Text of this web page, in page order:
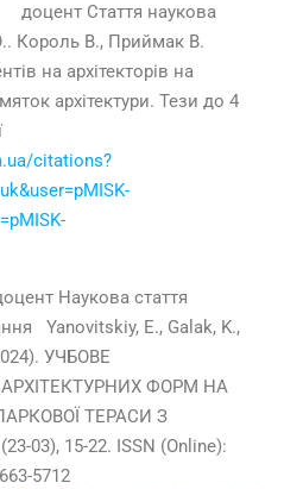
Стаття наукова
Король В., Приймак В.
на архітекторів на
архітектури. Тези до 4
citations?
Наукова стаття
Yanovitskiy, Е., Galak, K.,
УЧБОВЕ
ФОРМ НА
ТЕРАСИ З
03), 15-22. ISSN (Online):
2663-5712